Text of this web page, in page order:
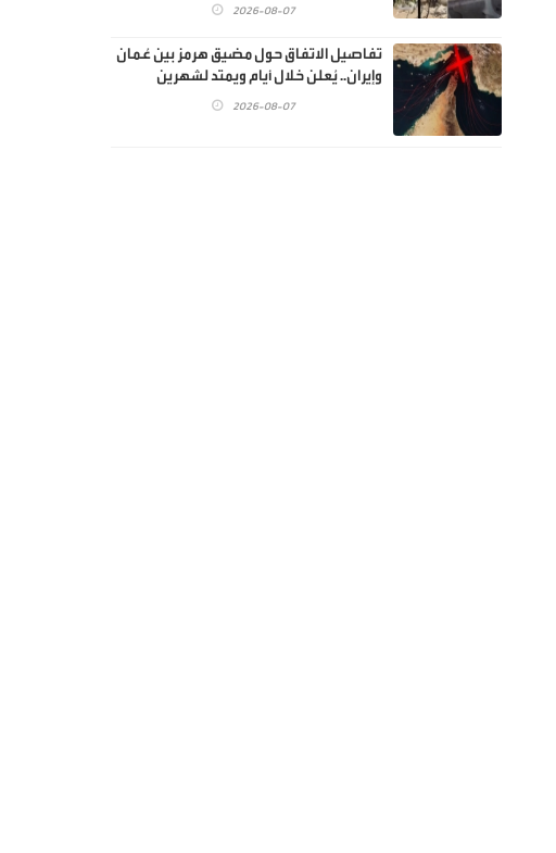
2026-08-07
تفاصيل الاتفاق حول مضيق هرمز بين عُمان
وإيران.. يُعلن خلال أيام ويمتد لشهرين
2026-08-07